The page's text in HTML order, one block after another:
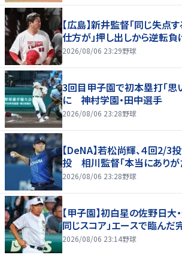
【広島】新井監督「同じ失点
仕方が」押し出しから逆転
2026/08/06 23:29野球
3回目甲子園で初本塁打「思
に 神村学園・田中選手
2026/08/06 23:28野球
【DeNA】若松尚輝、４回2/3
投 相川監督「本当にありが
2026/08/06 23:28野球
【甲子園】初白星の佐野日大
同じスコア」エースで臨ん
2026/08/06 23:14野球